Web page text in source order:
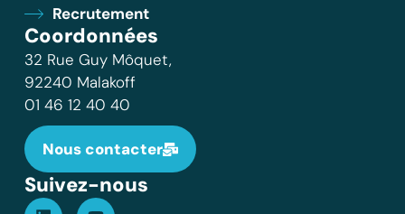
Recrutement
Coordonnées
32 Rue Guy Môquet,
92240 Malakoff
01 46 12 40 40
Nous contacter
Suivez-nous